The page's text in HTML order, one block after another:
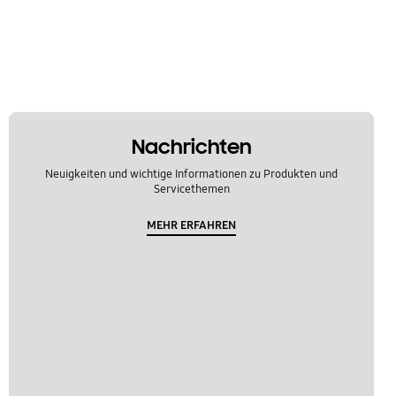
Nachrichten
Neuigkeiten und wichtige Informationen zu Produkten und
Servicethemen
MEHR ERFAHREN